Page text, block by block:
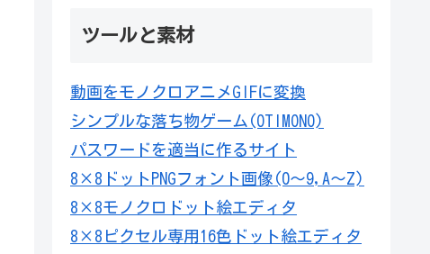
ツールと素材
動画をモノクロアニメGIFに変換
シンプルな落ち物ゲーム(OTIMONO)
パスワードを適当に作るサイト
8×8ドットPNGフォント画像(0～9,A～Z)
8×8モノクロドット絵エディタ
8×8ピクセル専用16色ドット絵エディタ